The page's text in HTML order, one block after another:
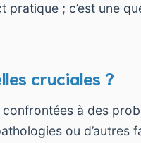
; c’est une
cruciales ?
confrontées à des
ou d’autres